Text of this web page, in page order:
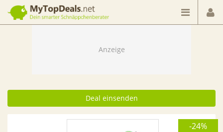
Dein smarter Schnäppchenberater
Deal einsenden
-24%